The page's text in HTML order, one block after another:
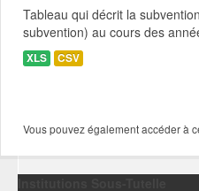
Tableau qui décrit la
subvention) au cours des
XLS CSV
Vous pouvez également accéder à